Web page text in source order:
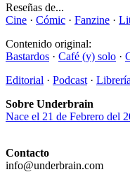
Reseñas de...
Cine · Cómic · Fanzine ·
Contenido original:
Bastardos · Café (y) solo ·
Editorial · Podcast · Librería
Sobre Underbrain
Nace el 21 de Febrero del
Contacto
info@underbrain.com